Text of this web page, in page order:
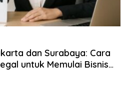
dan Surabaya: Cara
untuk Memulai Bisnis